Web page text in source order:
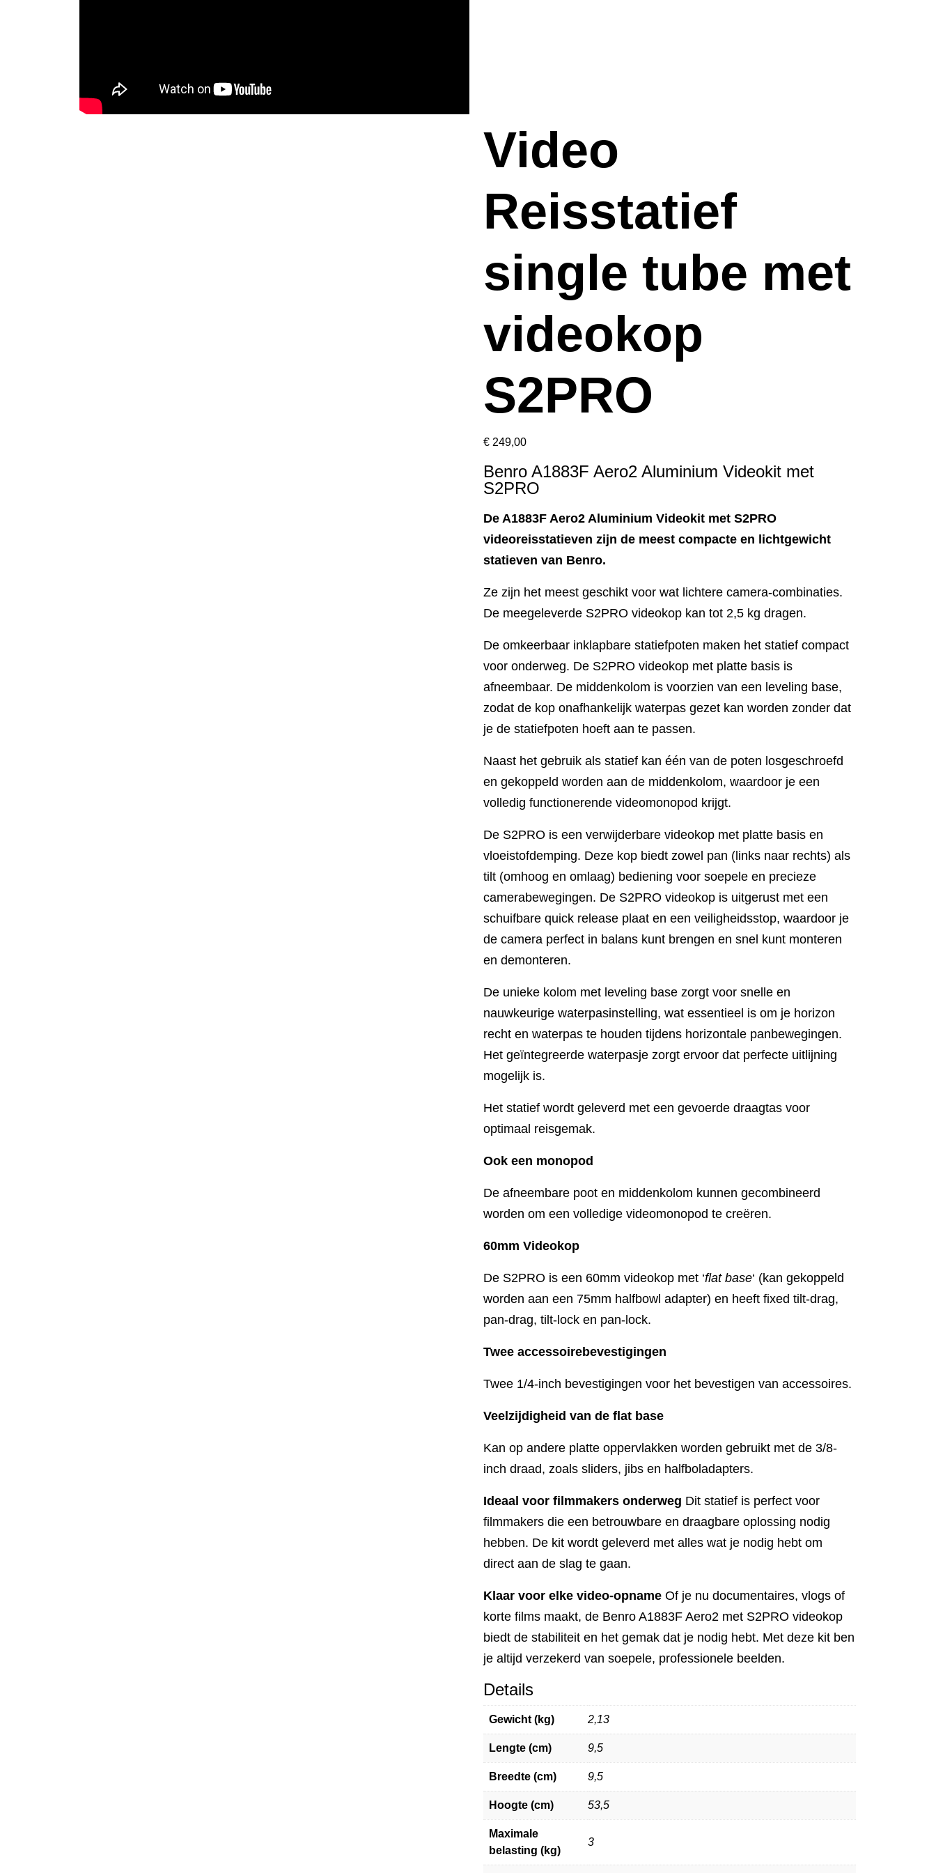
Video
Reisstatief
single tube met
videokop
S2PRO
€ 249,00
Benro A1883F Aero2 Aluminium Videokit met
S2PRO
De A1883F Aero2 Aluminium Videokit met S2PRO
videoreisstatieven zijn de meest compacte en lichtgewicht
statieven van Benro.
Ze zijn het meest geschikt voor wat lichtere camera-combinaties.
De meegeleverde S2PRO videokop kan tot 2,5 kg dragen.
De omkeerbaar inklapbare statiefpoten maken het statief compact
voor onderweg. De S2PRO videokop met platte basis is
afneembaar. De middenkolom is voorzien van een leveling base,
zodat de kop onafhankelijk waterpas gezet kan worden zonder dat
je de statiefpoten hoeft aan te passen.
Naast het gebruik als statief kan één van de poten losgeschroefd
en gekoppeld worden aan de middenkolom, waardoor je een
volledig functionerende videomonopod krijgt.
De S2PRO is een verwijderbare videokop met platte basis en
vloeistofdemping. Deze kop biedt zowel pan (links naar rechts) als
tilt (omhoog en omlaag) bediening voor soepele en precieze
camerabewegingen. De S2PRO videokop is uitgerust met een
schuifbare quick release plaat en een veiligheidsstop, waardoor je
de camera perfect in balans kunt brengen en snel kunt monteren
en demonteren.
De unieke kolom met leveling base zorgt voor snelle en
nauwkeurige waterpasinstelling, wat essentieel is om je horizon
recht en waterpas te houden tijdens horizontale panbewegingen.
Het geïntegreerde waterpasje zorgt ervoor dat perfecte uitlijning
mogelijk is.
Het statief wordt geleverd met een gevoerde draagtas voor
optimaal reisgemak.
Ook een monopod
De afneembare poot en middenkolom kunnen gecombineerd
worden om een volledige videomonopod te creëren.
60mm Videokop
De S2PRO is een 60mm videokop met ‘flat base‘ (kan gekoppeld
worden aan een 75mm halfbowl adapter) en heeft fixed tilt-drag,
pan-drag, tilt-lock en pan-lock.
Twee accessoirebevestigingen
Twee 1/4-inch bevestigingen voor het bevestigen van accessoires.
Veelzijdigheid van de flat base
Kan op andere platte oppervlakken worden gebruikt met de 3/8-
inch draad, zoals sliders, jibs en halfboladapters.
Ideaal voor filmmakers onderweg Dit statief is perfect voor
filmmakers die een betrouwbare en draagbare oplossing nodig
hebben. De kit wordt geleverd met alles wat je nodig hebt om
direct aan de slag te gaan.
Klaar voor elke video-opname Of je nu documentaires, vlogs of
korte films maakt, de Benro A1883F Aero2 met S2PRO videokop
biedt de stabiliteit en het gemak dat je nodig hebt. Met deze kit ben
je altijd verzekerd van soepele, professionele beelden.
Details
Gewicht (kg) 2,13
Lengte (cm) 9,5
Breedte (cm) 9,5
Hoogte (cm) 53,5
Maximale
belasting (kg)
3